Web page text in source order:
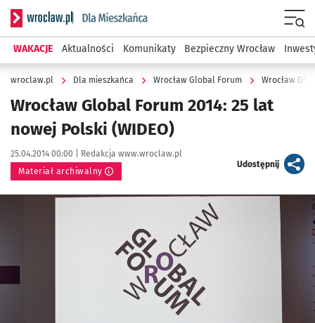
Serwis informacyjny wroclaw.pl podserwis: Dla mieszkańca
WAKACJE Aktualności Komunikaty Bezpieczny Wrocław
wroclaw.pl Dla mieszkańca Wrocław Global Forum Wrocław
Wrocław Global Forum 2014: 25 lat
nowej Polski (WIDEO)
Data publikacji:
25.04.2014 00:00 | Autor:
Redakcja www.wroclaw.pl
Materiał archiwalny
Udostępnijartykuł
Kliknij, aby powiększyć